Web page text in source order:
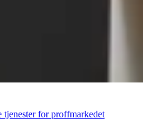
tjenester for proffmarkedet